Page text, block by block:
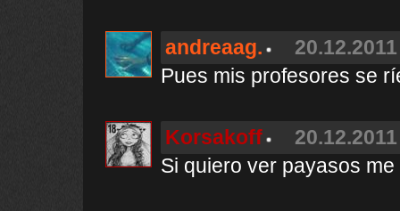
andreaag.
Pues mis profesores se
Korsakoff
Si quiero ver payasos